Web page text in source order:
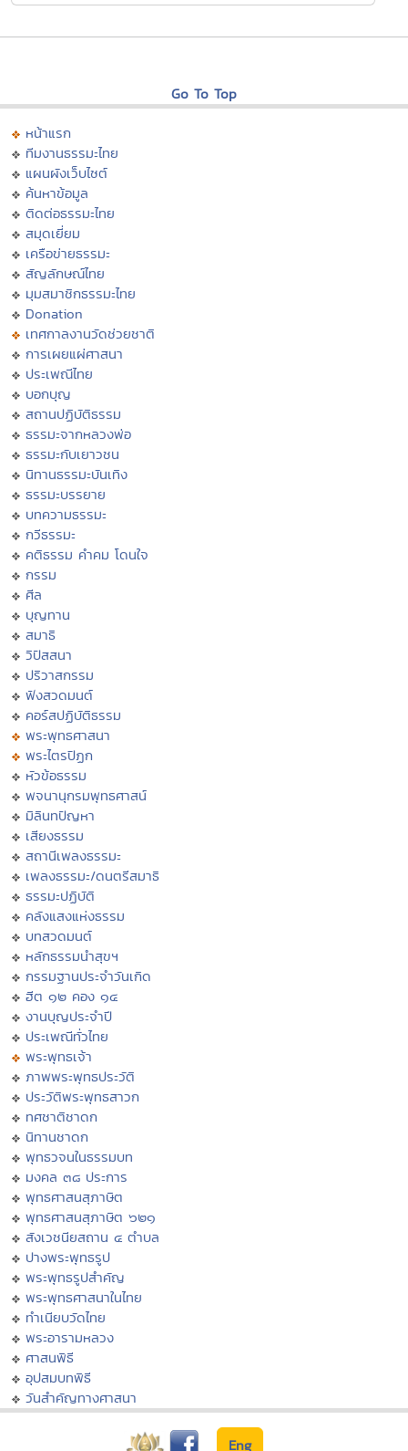
Go To Top
หน้าแรก
ทีมงานธรรมะไทย
แผนผังเว็บไซต์
ค้นหาข้อมูล
ติดต่อธรรมะไทย
สมุดเยี่ยม
เครือข่ายธรรมะ
สัญลักษณ์ไทย
มุมสมาชิกธรรมะไทย
Donation
เทศกาลงานวัดช่วยชาติ
การเผยแผ่ศาสนา
ประเพณีไทย
บอกบุญ
สถานปฏิบัติธรรม
ธรรมะจากหลวงพ่อ
ธรรมะกับเยาวชน
นิทานธรรมะบันเทิง
ธรรมะบรรยาย
บทความธรรมะ
กวีธรรมะ
คติธรรม คำคม โดนใจ
กรรม
ศีล
บุญทาน
สมาธิ
วิปัสสนา
ปริวาสกรรม
ฟังสวดมนต์
คอร์สปฏิบัติธรรม
พระพุทธศาสนา
พระไตรปิฏก
หัวข้อธรรม
พจนานุกรมพุทธศาสน์
มิลินทปัญหา
เสียงธรรม
สถานีเพลงธรรมะ
เพลงธรรมะ/ดนตรีสมาธิ
ธรรมะปฏิบัติ
คลังแสงแห่งธรรม
บทสวดมนต์
หลักธรรมนำสุขฯ
กรรมฐานประจำวันเกิด
ฮีต ๑๒ คอง ๑๔
งานบุญประจำปี
ประเพณีทั่วไทย
พระพุทธเจ้า
ภาพพระพุทธประวัติ
ประวัติพระพุทธสาวก
ทศชาติชาดก
นิทานชาดก
พุทธวจนในธรรมบท
มงคล ๓๘ ประการ
พุทธศาสนสุภาษิต
พุทธศาสนสุภาษิต ๖๒๑
สังเวชนียสถาน ๔ ตำบล
ปางพระพุทธรูป
พระพุทธรูปสำคัญ
พระพุทธศาสนาในไทย
ทำเนียบวัดไทย
พระอารามหลวง
ศาสนพิธี
อุปสมบทพิธี
วันสำคัญทางศาสนา
Eng